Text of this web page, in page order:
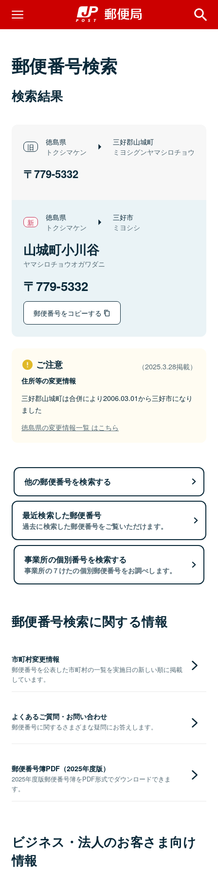
郵便番号検索
検索結果
徳島県
トクシマケン
三好郡山城町
ミヨシグンヤマシロチョウ
779-5332
徳島県
トクシマケン
三好市
ミヨシシ
山城町小川谷
ヤマシロチョウオガワダニ
779-5332
郵便番号をコピーする
ご注意 （2025.3.28掲載）
住所等の変更情報
三好郡山城町は合併により2006.03.01から三好市になり
ました
徳島県の変更情報一覧 はこちら
他の郵便番号を検索する
最近検索した郵便番号
過去に検索した郵便番号をご覧いただけます。
事業所の個別番号を検索する
事業所の７けたの個別郵便番号をお調べします。
郵便番号検索に関する情報
市町村変更情報
郵便番号を公表した市町村の一覧を実施日の新しい順に掲載
しています。
よくあるご質問・お問い合わせ
郵便番号に関するさまざまな疑問にお答えします。
郵便番号簿PDF（2025年度版）
2025年度版郵便番号簿をPDF形式でダウンロードできま
す。
ビジネス・法人のお客さま向け
情報